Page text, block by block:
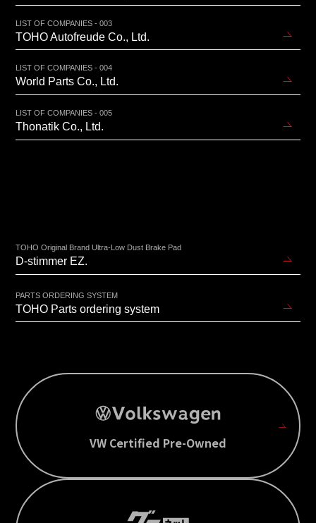
LIST OF COMPANIES - 003
TOHO Autofreude Co., Ltd.
LIST OF COMPANIES - 004
World Parts Co., Ltd.
LIST OF COMPANIES - 005
Thonatik Co., Ltd.
TOHO Original Brand Ultra-Low Dust Brake Pad
D-stimmer EZ.
PARTS ORDERING SYSTEM
TOHO Parts ordering system
VW Certified Pre-Owned